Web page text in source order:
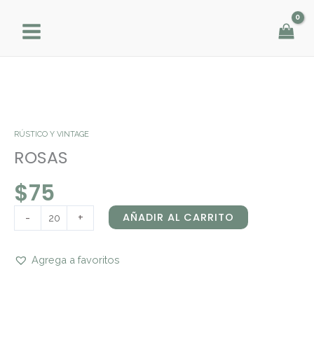
contenido
RÚSTICO Y VINTAGE
ROSAS
$75
- + AÑADIR AL CARRITO
Agrega a favoritos